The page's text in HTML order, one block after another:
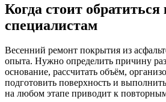
Когда стоит обратиться
специалистам
Весенний ремонт покрытия из
опыта. Нужно определить причину
основание, рассчитать объём,
подготовить поверхность и
на любом этапе приводит к